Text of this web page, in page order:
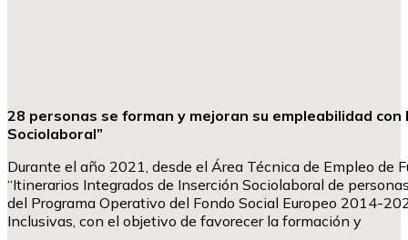
28 personas se forman y mejoran su empleabilidad
Sociolaboral”
Durante el año 2021, desde el Área Técnica de Empleo de
“Itinerarios Integrados de Inserción Sociolaboral de
del Programa Operativo del Fondo Social Europeo 2014-
Inclusivas, con el objetivo de favorecer la formación y